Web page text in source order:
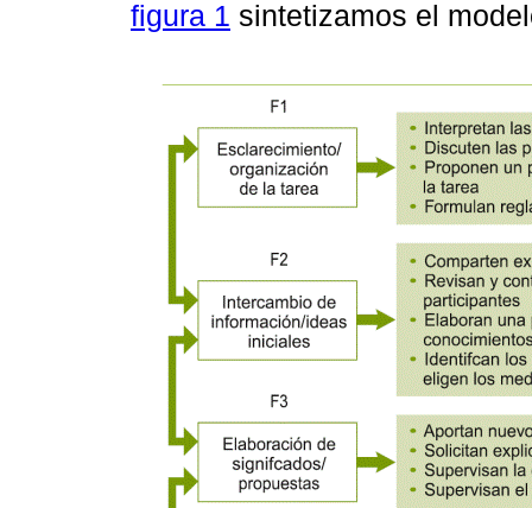
figura 1 sintetizamos el